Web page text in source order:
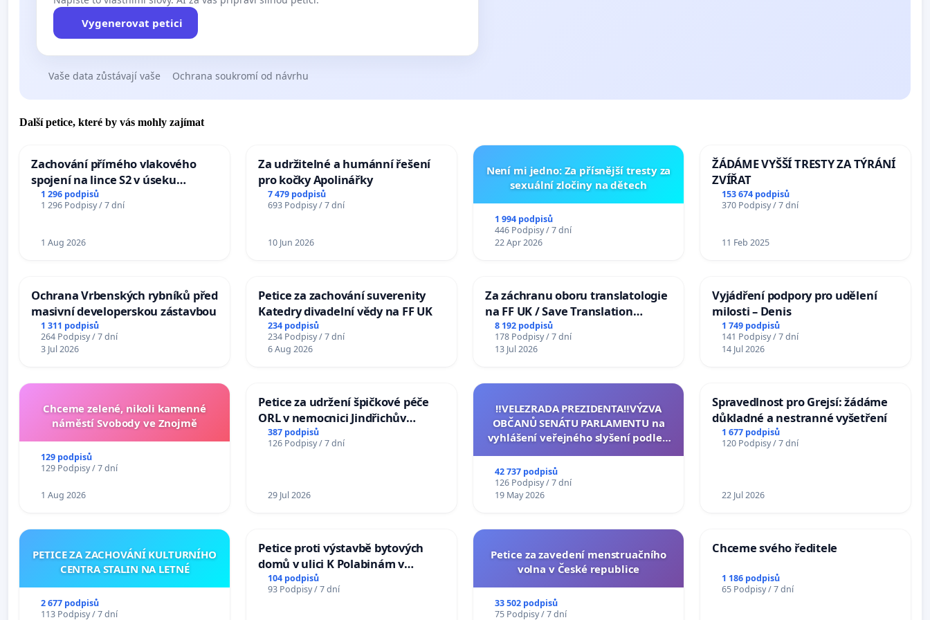
Vygenerovat petici
Vaše data zůstávají vaše Ochrana soukromí od návrhu
Další petice, které by vás mohly zajímat
Zachování přímého vlakového
spojení na lince S2 v úseku
Ostrava – Bohumín – Karviná –
Mosty u Jablunkova
1 296 podpisů
1 296 Podpisy / 7 dní
1 Aug 2026
Za udržitelné a humánní řešení
pro kočky Apolinářky
7 479 podpisů
693 Podpisy / 7 dní
10 Jun 2026
Není mi jedno: Za přísnější tresty za
sexuální zločiny na dětech
1 994 podpisů
446 Podpisy / 7 dní
22 Apr 2026
ŽÁDÁME VYŠŠÍ TRESTY ZA TÝRÁNÍ
ZVÍŘAT
153 674 podpisů
370 Podpisy / 7 dní
11 Feb 2025
Ochrana Vrbenských rybníků před
masivní developerskou zástavbou
1 311 podpisů
264 Podpisy / 7 dní
3 Jul 2026
Petice za zachování suverenity
Katedry divadelní vědy na FF UK
234 podpisů
234 Podpisy / 7 dní
6 Aug 2026
Za záchranu oboru translatologie
na FF UK / Save Translation
Studies at the Faculty of Arts,
Charles University
8 192 podpisů
178 Podpisy / 7 dní
13 Jul 2026
Vyjádření podpory pro udělení
milosti – Denis
1 749 podpisů
141 Podpisy / 7 dní
14 Jul 2026
Chceme zelené, nikoli kamenné
náměstí Svobody ve Znojmě
129 podpisů
129 Podpisy / 7 dní
1 Aug 2026
Petice za udržení špičkové péče
ORL v nemocnici Jindřichův
Hradec
387 podpisů
126 Podpisy / 7 dní
29 Jul 2026
‼️VELEZRADA PREZIDENTA‼️VÝZVA
OBČANŮ SENÁTU PARLAMENTU na
vyhlášení veřejného slyšení podle §
na přijetí usnesení k podání ústavní
žaloby na prezidenta republiky
42 737 podpisů
126 Podpisy / 7 dní
19 May 2026
Spravedlnost pro Grejsí: žádáme
důkladné a nestranné vyšetření
1 677 podpisů
120 Podpisy / 7 dní
22 Jul 2026
PETICE ZA ZACHOVÁNÍ KULTURNÍHO
CENTRA STALIN NA LETNÉ
2 677 podpisů
113 Podpisy / 7 dní
Petice proti výstavbě bytových
domů v ulici K Polabinám v
Pardubicích
104 podpisů
93 Podpisy / 7 dní
Petice za zavedení menstruačního
volna v České republice
33 502 podpisů
75 Podpisy / 7 dní
Chceme svého ředitele
1 186 podpisů
65 Podpisy / 7 dní